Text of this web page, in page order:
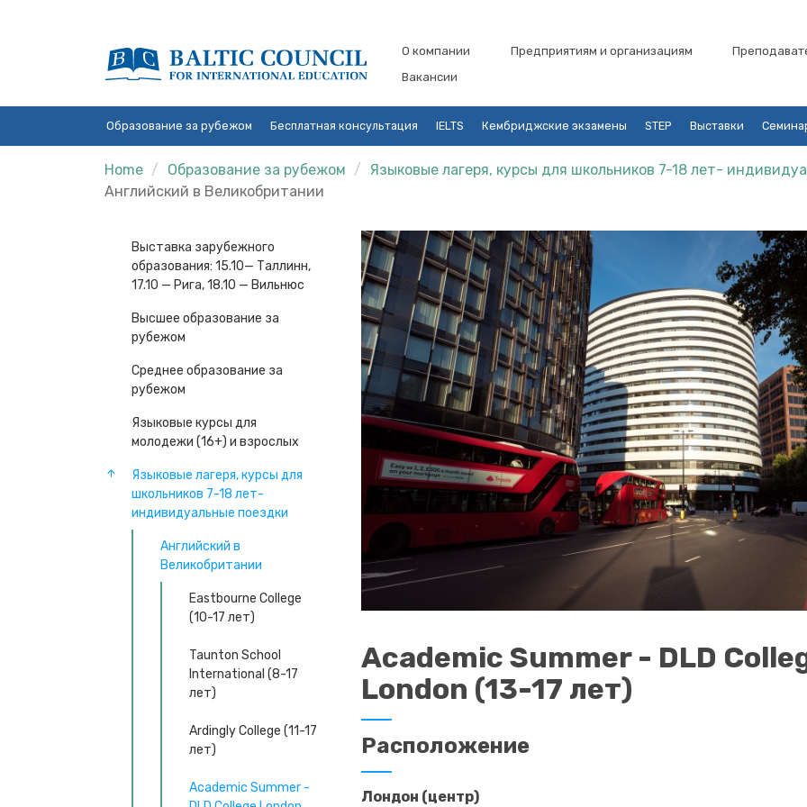
О компании Предприятиям и организациям
Вакансии
Образование за рубежом Бесплатная консультация IELTS Кембриджские экзамены STEP Выставки
Home Образование за рубежом
Языковые лагеря, курсы для школьников 7-18 лет-
Английский в Великобритании
Выставка зарубежного
образования: 15.10— Таллинн,
17.10 — Рига, 18.10 — Вильнюс
Высшее образование за
рубежом
Среднее образование за
рубежом
Языковые курсы для
молодежи (16+) и взрослых
Языковые лагеря, курсы для
школьников 7-18 лет-
индивидуальные поездки
Английский в
Великобритании
Eastbourne College
(10-17 лет)
Taunton School
International (8-17
лет)
Ardingly College (11-17
лет)
Academic Summer -
Academic Summer - DLD
London (13-17 лет)
Расположение
Лондон (центр)